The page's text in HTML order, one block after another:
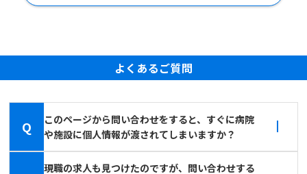
よくあるご質問
Q
このページから問い合わせをすると、すぐに病院
や施設に個人情報が渡されてしまいますか？
現職の求人も見つけたのですが、問い合わせする